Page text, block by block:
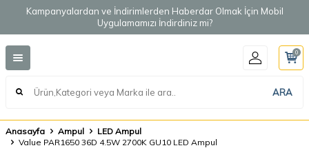
Kampanyalardan ve İndirimlerden Haberdar Olmak İçin Mobil
Uygulamamızı İndirdiniz mi?
ARA
0
Anasayfa Ampul
LED Ampul
Value PAR1650 36D 4.5W 2700K GU10 LED Ampul